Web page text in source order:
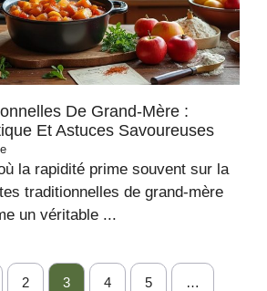
De Grand-Mère :
Et Astuces Savoureuses
la rapidité prime souvent sur la
traditionnelles de grand-mère
un véritable ...
2 3 4 5 …